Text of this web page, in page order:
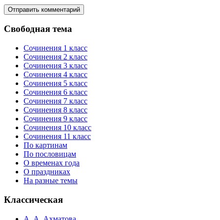
Свободная тема
Сочинения 1 класс
Сочинения 2 класс
Сочинения 3 класс
Сочинения 4 класс
Сочинения 5 класс
Сочинения 6 класс
Сочинения 7 класс
Сочинения 8 класс
Сочинения 9 класс
Сочинения 10 класс
Сочинения 11 класс
По картинам
По пословицам
О временах года
О праздниках
На разные темы
Классическая